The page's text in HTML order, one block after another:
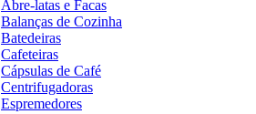
Abre-latas e Facas
Balanças de Cozinha
Batedeiras
Cafeteiras
Cápsulas de Café
Centrifugadoras
Espremedores